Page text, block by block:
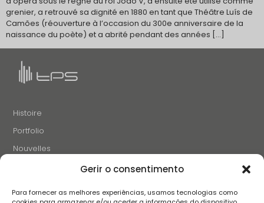
Gerir o consentimento
Para fornecer as melhores experiências, usamos tecnologias como
grenier, a retrouvé sa dignité en 1880 en tant que Théâtre Luís de
Camões (réouverture à l’occasion du 300e anniversaire de la
naissance du poète) et a abrité pendant des années […]
Histoire
Portfolio
Nouvelles
Projets et Initiatives